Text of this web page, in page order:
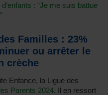
: “Je me suis battue
Familles : 23%
ou arrêter le
crèche
Enfance, la Ligue des
Parents 2024. Il en ressort